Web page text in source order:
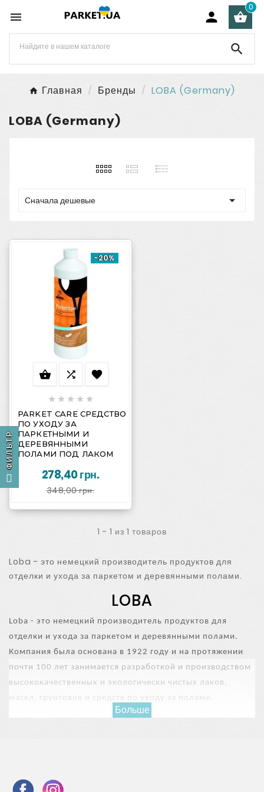
  
0

Главная Бренды LOBA (Germany)
LOBA (Germany)
Сначала дешевые 
-20%
  
    
PARKET CARE СРЕДСТВО
ПО УХОДУ ЗА
ПАРКЕТНЫМИ И
ДЕРЕВЯННЫМИ
ПОЛАМИ ПОД ЛАКОМ
278,40 грн.
348,00 грн.
1 - 1 из 1 товаров
Loba - это немецкий производитель продуктов для
отделки и ухода за паркетом и деревянными полами.
LOBA
Loba - это немецкий производитель продуктов для
отделки и ухода за паркетом и деревянными полами.
Компания была основана в 1922 году и на протяжении
почти 100 лет занимается разработкой и производством
высококачественных и экологически чистых лаков,
масел, грунтовок и средств по уходу за полами.
Производитель Loba также имеет дочерние предприятия
Штутгарта. Loba предлагает своим клиентам широкий
Больше
ФИЛЬТР